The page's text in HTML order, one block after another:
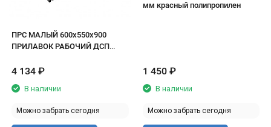
ПРС МАЛЫЙ 600х550х900
ПРИЛАВОК РАБОЧИЙ ДСП
4 134 ₽
В наличии
Можно забрать сегодня
мм красный полипропилен
1 450 ₽
В наличии
Можно забрать сегодня